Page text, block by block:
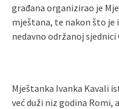
građana organizirao je
mještana, te nakon što
nedavno održanoj sjednici
Mještanka Ivanka Kavali
već duži niz godina